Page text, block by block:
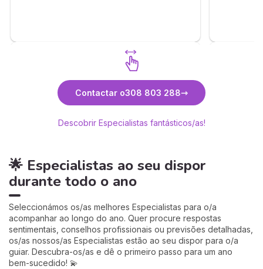
Contactar o308 803 288
Descobrir Especialistas fantásticos/as!
🌟 Especialistas ao seu dispor
durante todo o ano
Seleccionámos os/as melhores Especialistas para o/a
acompanhar ao longo do ano. Quer procure respostas
sentimentais, conselhos profissionais ou previsões detalhadas,
os/as nossos/as Especialistas estão ao seu dispor para o/a
guiar. Descubra-os/as e dê o primeiro passo para um ano
bem-sucedido! 💫